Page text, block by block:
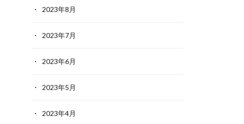
2023年8月
2023年7月
2023年6月
2023年5月
2023年4月